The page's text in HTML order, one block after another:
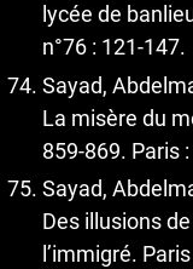
lycée de
n°76 : 121-147.
Sayad,
La misère du
859-869. Paris
Sayad,
Des illusions
l’immigré.